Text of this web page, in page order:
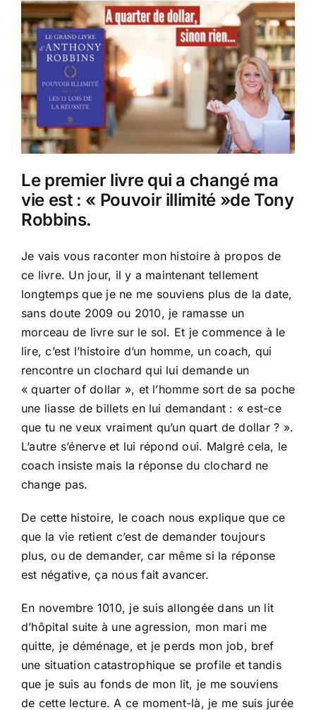
Le premier livre qui a changé ma
vie est : « Pouvoir illimité »de Tony
Robbins.
Je vais vous raconter mon histoire à propos de
ce livre. Un jour, il y a maintenant tellement
longtemps que je ne me souviens plus de la date,
sans doute 2009 ou 2010, je ramasse un
morceau de livre sur le sol. Et je commence à le
lire, c’est l’histoire d’un homme, un coach, qui
rencontre un clochard qui lui demande un
« quarter of dollar », et l’homme sort de sa poche
une liasse de billets en lui demandant : « est-ce
que tu ne veux vraiment qu’un quart de dollar ? ».
L’autre s’énerve et lui répond oui. Malgré cela, le
coach insiste mais la réponse du clochard ne
change pas.
De cette histoire, le coach nous explique que ce
que la vie retient c’est de demander toujours
plus, ou de demander, car même si la réponse
est négative, ça nous fait avancer.
En novembre 1010, je suis allongée dans un lit
d’hôpital suite à une agression, mon mari me
quitte, je déménage, et je perds mon job, bref
une situation catastrophique se profile et tandis
que je suis au fonds de mon lit, je me souviens
de cette lecture. A ce moment-là, je me suis jurée